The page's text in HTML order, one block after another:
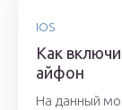
IOS
Как
айфон
На данный